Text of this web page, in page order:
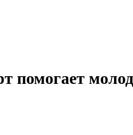
помогает